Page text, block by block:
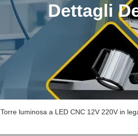
Dettagli
Torre luminosa a LED CNC 12V 220V in